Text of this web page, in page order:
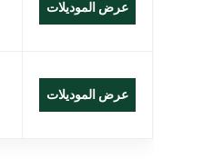
عرض الموديلات
عرض الموديلات